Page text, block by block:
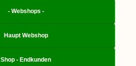
- Webshops -
Haupt Webshop
Shop - Endkunden